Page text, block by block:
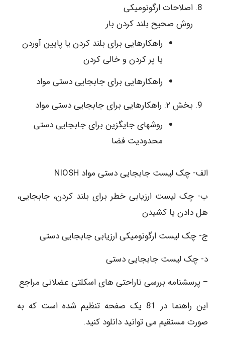
اصلاحات ارگونومیکی
روش صحیح بلند کردن بار
راهکارهایی برای بلند کردن یا پایین آوردن
یا پر کردن و خالی کردن
راهکارهایی برای جابجایی دستی مواد
بخش ۲: راهکارهایی برای جابجایی دستی مواد
روشهای جایگزین برای جابجایی دستی
محدودیت فضا
الف- چک لیست جابجایی دستی مواد NIOSH
ب- چک لیست ارزیابی خطر برای بلند کردن، جابجایی،
هل دادن یا کشیدن
ج- چک لیست ارگونومیکی ارزیابی جابجایی دستی
د- چک لیست جابجایی دستی
– پرسشنامه بررسی ناراحتی های اسکلتی عضلانی مراجع
این راهنما در 81 یک صفحه تنظیم شده است که به
صورت مستقیم می توانید دانلود کنید.